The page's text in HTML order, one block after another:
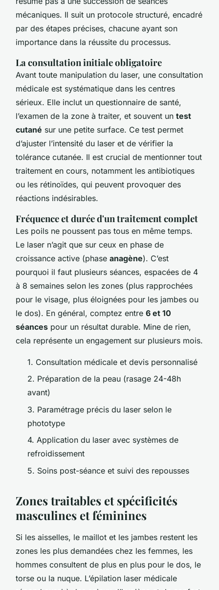
mécaniques. Il suit un protocole structuré, encadré
par des étapes précises, chacune ayant son
importance dans la réussite du processus.
La consultation initiale obligatoire
Avant toute manipulation du laser, une consultation
médicale est systématique dans les centres
sérieux. Elle inclut un questionnaire de santé,
l’examen de la zone à traiter, et souvent un test
cutané sur une petite surface. Ce test permet
d’ajuster l’intensité du laser et de vérifier la
tolérance cutanée. Il est crucial de mentionner tout
traitement en cours, notamment les antibiotiques
ou les rétinoïdes, qui peuvent provoquer des
réactions indésirables.
Fréquence et durée d'un traitement complet
Les poils ne poussent pas tous en même temps.
Le laser n’agit que sur ceux en phase de
croissance active (phase anagène). C’est
pourquoi il faut plusieurs séances, espacées de 4
à 8 semaines selon les zones (plus rapprochées
pour le visage, plus éloignées pour les jambes ou
le dos). En général, comptez entre 6 et 10
séances pour un résultat durable. Mine de rien,
cela représente un engagement sur plusieurs mois.
1. Consultation médicale et devis personnalisé
2. Préparation de la peau (rasage 24-48h
avant)
3. Paramétrage précis du laser selon le
phototype
4. Application du laser avec systèmes de
refroidissement
5. Soins post-séance et suivi des repousses
Zones traitables et spécificités
masculines et féminines
Si les aisselles, le maillot et les jambes restent les
zones les plus demandées chez les femmes, les
hommes consultent de plus en plus pour le dos, le
torse ou la nuque. L’épilation laser médicale